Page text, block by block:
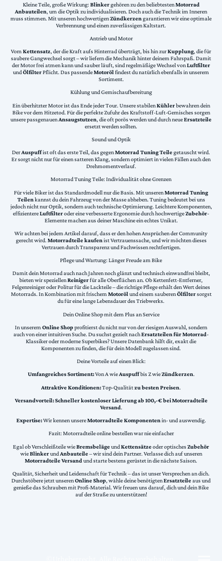
Kleine Teile, große Wirkung: Blinkergehören zu den beliebtestenMotorrad
Anbauteilen, um die Optik zu individualisieren. Doch auch die Technik im Inneren
muss stimmen. Mit unseren hochwertigenZündkerzen garantieren wir eine optimale
Verbrennung und einen zuverlässigen Kaltstart.
Antrieb und Motor
VomKettensatz, der die Kraft aufs Hinterrad überträgt, bis hin zurKupplung, die für
saubere Gangwechsel sorgt – wir liefern die Mechanik hinter deinem Fahrspaß. Damit
der Motor frei atmen kann und sauber läuft, sind regelmäßige Wechsel vonLuftfilter
undÖlfilterPflicht. Das passendeMotorölfindest du natürlich ebenfalls in unserem
Sortiment.
Kühlung und Gemischaufbereitung
Ein überhitzter Motor ist das Ende jeder Tour. Unsere stabilenKühlerbewahren dein
Bike vor dem Hitzetod. Für die perfekte Zufuhr des Kraftstoff-Luft-Gemisches sorgen
unsere passgenauenAnsaugstutzen, die oft porös werden und durch neueErsatzteile
ersetzt werden sollten.
Sound und Optik
DerAuspuffist oft das erste Teil, das gegenMotorrad Tuning Teilegetauscht wird.
Er sorgt nicht nur für einen satteren Klang, sondern optimiert in vielen Fällen auch den
Drehmomentverlauf.
Motorrad Tuning Teile: Individualität ohne Grenzen
Für viele Biker ist das Standardmodell nur die Basis. Mit unserenMotorrad Tuning
Teilen kannst du dein Fahrzeug von der Masse abheben. Tuning bedeutet bei uns
jedoch nicht nur Optik, sondern auch technische Optimierung. Leichtere Komponenten,
effizientereLuftfilteroder eine verbesserte Ergonomie durch hochwertigeZubehör-
Elemente machen aus deiner Maschine ein echtes Unikat.
Wir achten bei jedem Artikel darauf, dass er den hohen Ansprüchen der Community
gerecht wird. Motorradteile kaufen ist Vertrauenssache, und wir möchten dieses
Vertrauen durch Transparenz und Fachwissen rechtfertigen.
Pflege und Wartung: Länger Freude am Bike
Damit dein Motorrad auch nach Jahren noch glänzt und technisch einwandfrei bleibt,
bieten wir speziellenReinigerfür alle Oberflächen an. Ob Kettenfett-Entferner,
Felgenreiniger oder Politur für die Lackteile – die richtige Pflege erhält den Wert deines
Motorrads. In Kombination mit frischemMotorölund einem sauberenÖlfiltersorgst
du für eine lange Lebensdauer des Triebwerks.
Dein Online Shop mit dem Plus an Service
In unserem Online Shopprofitierst du nicht nur von der riesigen Auswahl, sondern
auch von einer intuitiven Suche. Du suchst gezielt nachErsatzteilen für Motorrad-
Klassiker oder moderne Superbikes? Unsere Datenbank hilft dir, exakt die
Komponenten zu finden, die für dein Modell zugelassen sind.
Deine Vorteile auf einen Blick:
Umfangreiches Sortiment:Von A wieAuspuffbis Z wieZündkerzen.
Attraktive Konditionen:Top-Qualitätzu besten Preisen.
Versandvorteil:Schneller kostenloser Lieferung ab 100,-€ bei Motorradteile
Versand.
Expertise:Wir kennen unsereMotorradteile Komponentenin- und auswendig.
Fazit: Motorradteile online bestellen war nie einfacher
Egal ob Verschleißteile wieBremsbelägeundKettensätzeoder optischesZubehör
wieBlinkerundAnbauteile– wir sind dein Partner. Verlasse dich auf unseren
Motorradteile Versand und starte bestens gerüstet in die nächste Saison.
Qualität, Sicherheit und Leidenschaft für Technik – das ist unser Versprechen an dich.
Durchstöbere jetzt unserenOnline Shop, wähle deine benötigtenErsatzteileaus und
genieße das Schrauben mit Profi-Material. Wir freuen uns darauf, dich und dein Bike
auf der Straße zu unterstützen!